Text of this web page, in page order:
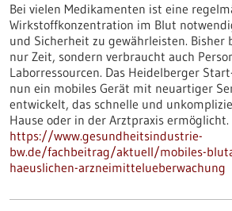
Bei vielen Medikamenten ist eine
Wirkstoffkonzentration im Blut
und Sicherheit zu gewährleisten.
nur Zeit, sondern verbraucht auch
Laborressourcen. Das Heidelberger
nun ein mobiles Gerät mit neuartiger
entwickelt, das schnelle und
Hause oder in der Arztpraxis ermöglicht.
https://www.gesundheitsindustrie-
bw.de/fachbeitrag/aktuell/mobiles-
haeuslichen-arzneimittelueberwachung